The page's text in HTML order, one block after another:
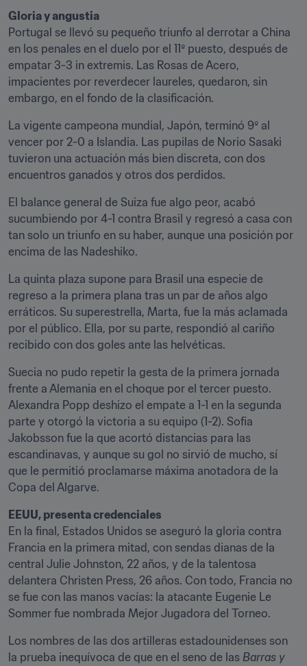
Gloria y angustia
Portugal se llevó su pequeño triunfo al derrotar a China
en los penales en el duelo por el 11º puesto, después de
empatar 3-3 in extremis. Las Rosas de Acero,
impacientes por reverdecer laureles, quedaron, sin
embargo, en el fondo de la clasificación.
La vigente campeona mundial, Japón, terminó 9º al
vencer por 2-0 a Islandia. Las pupilas de Norio Sasaki
tuvieron una actuación más bien discreta, con dos
encuentros ganados y otros dos perdidos.
El balance general de Suiza fue algo peor, acabó
sucumbiendo por 4-1 contra Brasil y regresó a casa con
tan solo un triunfo en su haber, aunque una posición por
encima de las Nadeshiko.
La quinta plaza supone para Brasil una especie de
regreso a la primera plana tras un par de años algo
erráticos. Su superestrella, Marta, fue la más aclamada
por el público. Ella, por su parte, respondió al cariño
recibido con dos goles ante las helvéticas.
Suecia no pudo repetir la gesta de la primera jornada
frente a Alemania en el choque por el tercer puesto.
Alexandra Popp deshizo el empate a 1-1 en la segunda
parte y otorgó la victoria a su equipo (1-2). Sofia
Jakobsson fue la que acortó distancias para las
escandinavas, y aunque su gol no sirvió de mucho, sí
que le permitió proclamarse máxima anotadora de la
Copa del Algarve.
EEUU, presenta credenciales
En la final, Estados Unidos se aseguró la gloria contra
Francia en la primera mitad, con sendas dianas de la
central Julie Johnston, 22 años, y de la talentosa
delantera Christen Press, 26 años. Con todo, Francia no
se fue con las manos vacías: la atacante Eugenie Le
Sommer fue nombrada Mejor Jugadora del Torneo.
Los nombres de las dos artilleras estadounidenses son
la prueba inequívoca de que en el seno de las Barras y